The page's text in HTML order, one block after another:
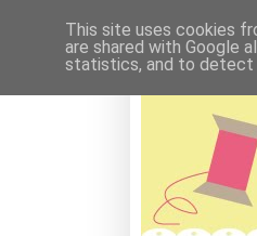
This site uses cookies
are shared with Google
statistics, and to detect